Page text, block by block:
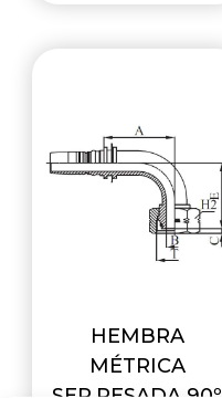
HEMBRA
MÉTRICA